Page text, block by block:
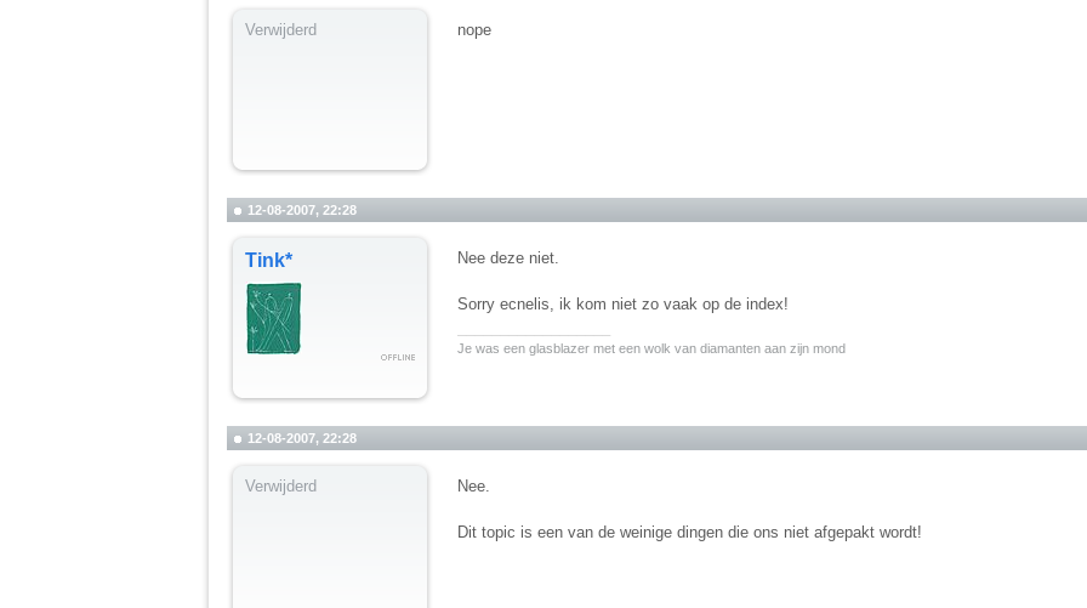
Verwijderd nope
12-08-2007, 22:28
Tink* Nee deze niet.
Sorry ecnelis, ik kom niet zo vaak op de index!
Je was een glasblazer met een wolk van diamanten aan zijn mond
12-08-2007, 22:28
Verwijderd Nee.
Dit topic is een van de weinige dingen die ons niet afgepakt wordt!